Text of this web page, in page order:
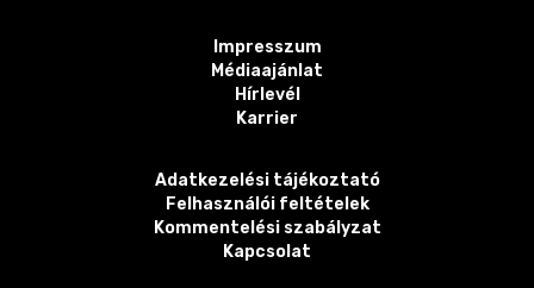
Impresszum
Médiaajánlat
Hírlevél
Karrier
Adatkezelési tájékoztató
Felhasználói feltételek
Kommentelési szabályzat
Kapcsolat